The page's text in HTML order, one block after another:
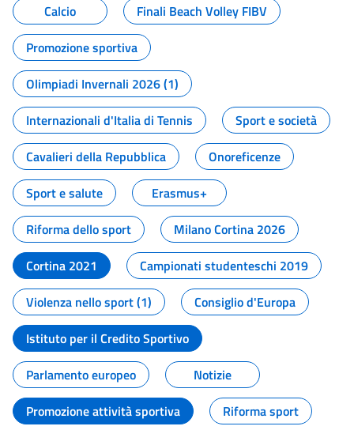
Calcio
Finali Beach Volley FIBV
Promozione sportiva
Olimpiadi Invernali 2026 (1)
Internazionali d'Italia di Tennis
Sport e società
Cavalieri della Repubblica
Onoreficenze
Sport e salute
Erasmus+
Riforma dello sport
Milano Cortina 2026
Cortina 2021
Campionati studenteschi 2019
Violenza nello sport (1)
Consiglio d'Europa
Istituto per il Credito Sportivo
Parlamento europeo
Notizie
Promozione attività sportiva
Riforma sport